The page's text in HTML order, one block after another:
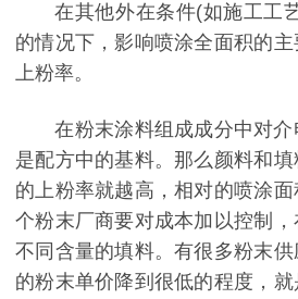
在其他外在条件(如施工工
的情况下，影响喷涂全面积的
上粉率。
在粉末涂料组成成分中对
是配方中的基料。那么颜料和
的上粉率就越高，相对的喷涂
个粉末厂商要对成本加以控制
不同含量的填料。有很多粉末
的粉末单价降到很低的程度，